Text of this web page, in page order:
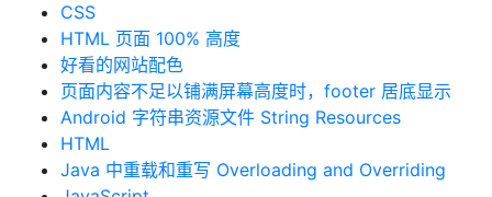
CSS
HTML 页面 100% 高度
好看的网站配色
页面内容不足以铺满屏幕高度时，footer 居底显示
Android 字符串资源文件 String Resources
HTML
Java 中重载和重写 Overloading and Overriding